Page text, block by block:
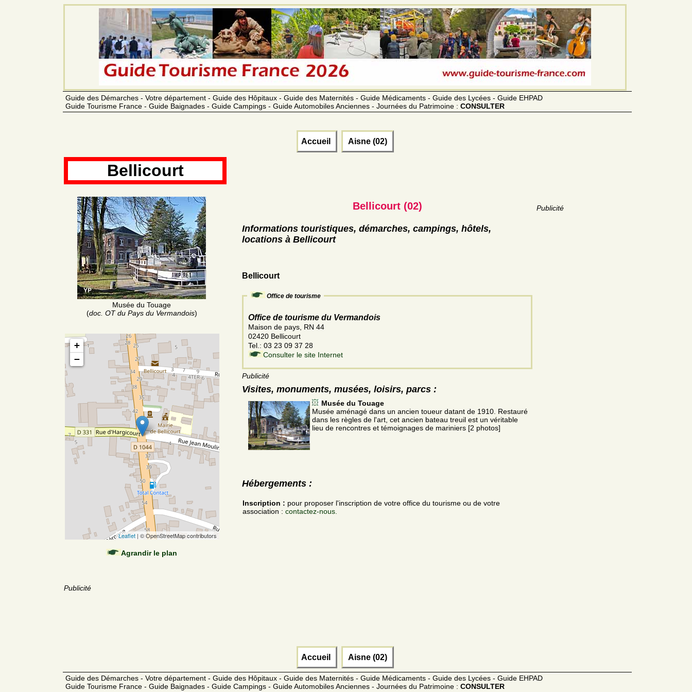
Guide des Démarches - Votre département - Guide des Hôpitaux - Guide des Maternités - Guide Médicaments - Guide des Lycées - Guide EHPAD
Guide Tourisme France - Guide Baignades - Guide Campings - Guide Automobiles Anciennes - Journées du Patrimoine : CONSULTER
Accueil Aisne (02)
Bellicourt
Musée du Touage
(doc. OT du Pays du Vermandois)
+
−
Leaflet | © OpenStreetMap contributors
Agrandir le plan
Publicité
Bellicourt (02)
Informations touristiques, démarches, campings, hôtels,
locations à Bellicourt
Bellicourt
Office de tourisme
Office de tourisme du Vermandois
Maison de pays, RN 44
02420 Bellicourt
Tel.: 03 23 09 37 28
Consulter le site Internet
Publicité
Visites, monuments, musées, loisirs, parcs :
Musée du Touage
Musée aménagé dans un ancien toueur datant de 1910. Restauré
dans les règles de l'art, cet ancien bateau treuil est un véritable
lieu de rencontres et témoignages de mariniers [2 photos]
Hébergements :
Inscription : pour proposer l'inscription de votre office du tourisme ou de votre
association : contactez-nous.
Publicité
Accueil Aisne (02)
Guide des Démarches - Votre département - Guide des Hôpitaux - Guide des Maternités - Guide Médicaments - Guide des Lycées - Guide EHPAD
Guide Tourisme France - Guide Baignades - Guide Campings - Guide Automobiles Anciennes - Journées du Patrimoine : CONSULTER